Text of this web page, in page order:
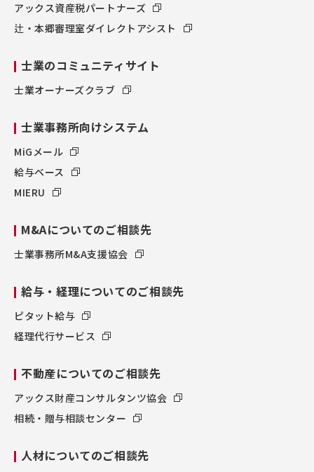
アックス資産税パートナーズ
辻・本郷審理室ダイレクトアシスト
士業のコミュニティサイト
士業オーナーズクラブ
士業事務所向けシステム
MiGメール
給与ベース
MIERU
M&Aについてのご相談先
士業事務所M&A支援協会
給与・経理についてのご相談先
ピタット給与
経理代行サービス
不動産についてのご相談先
アックス財産コンサルタンツ協会
相続・贈与相談センター
人材についてのご相談先